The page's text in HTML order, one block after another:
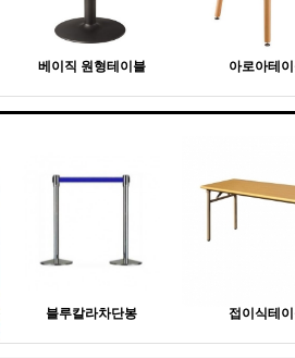
베이직 원형테이블 아로아테
블루칼라차단봉 접이식테